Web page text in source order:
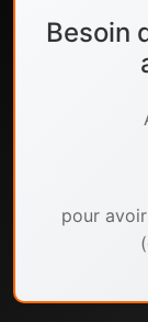
Besoin
pour